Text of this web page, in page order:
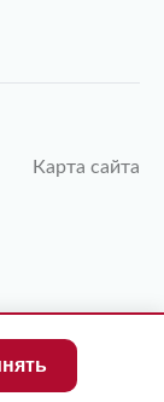
Карта сайта